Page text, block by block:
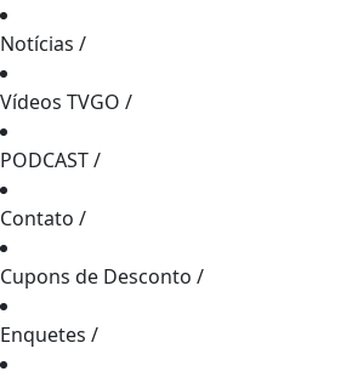
Notícias /
Vídeos TVGO /
PODCAST/
Contato /
Cupons de Desconto /
Enquetes /